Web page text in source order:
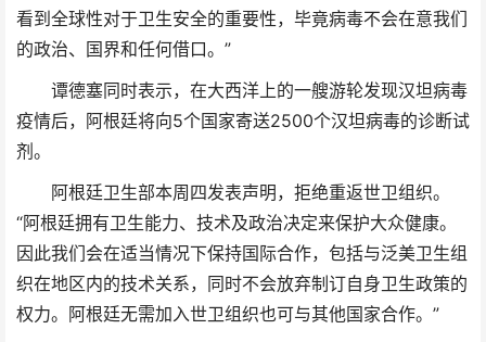
看到全球性对于卫生安全的重要性，毕竟病毒不会在意我们
的政治、国界和任何借口。”
谭德塞同时表示，在大西洋上的一艘游轮发现汉坦病毒
疫情后，阿根廷将向5个国家寄送2500个汉坦病毒的诊断试
剂。
阿根廷卫生部本周四发表声明，拒绝重返世卫组织。
“阿根廷拥有卫生能力、技术及政治决定来保护大众健康。
因此我们会在适当情况下保持国际合作，包括与泛美卫生组
织在地区内的技术关系，同时不会放弃制订自身卫生政策的
权力。阿根廷无需加入世卫组织也可与其他国家合作。”